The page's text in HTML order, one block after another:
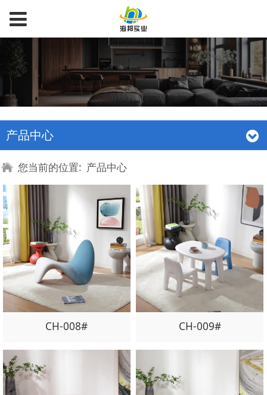
产品中心
您当前的位置: 产品中心
CH-008# CH-009#